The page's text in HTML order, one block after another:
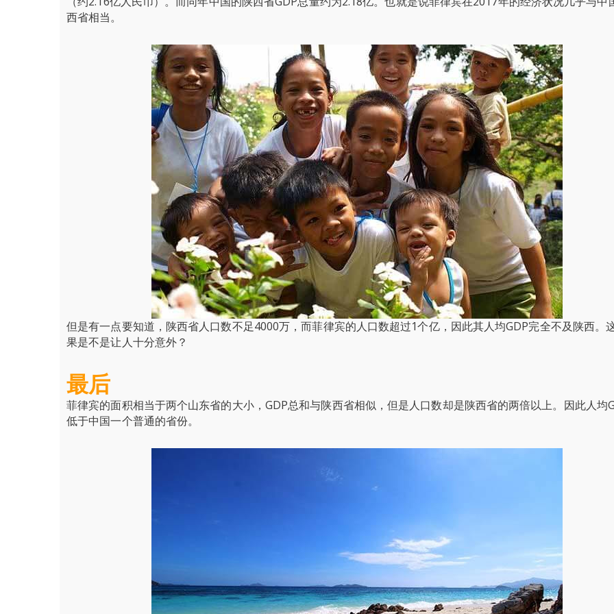
西省相当。
但是有一点要知道，陕西省人口数不足4000万，而菲律宾的人口数超过1个亿，因此其人均GDP完全不及陕西。
果是不是让人十分意外？
最后
菲律宾的面积相当于两个山东省的大小，GDP总和与陕西省相似，但是人口数却是陕西省的两倍以上。因此人均
低于中国一个普通的省份。